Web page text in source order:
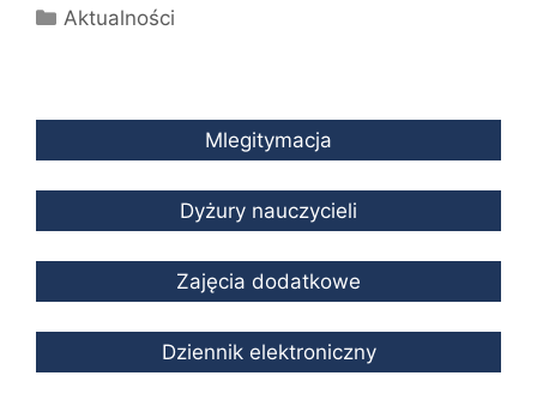
Kategorie
Aktualności
Mlegitymacja
Dyżury nauczycieli
Zajęcia dodatkowe
Dziennik elektroniczny